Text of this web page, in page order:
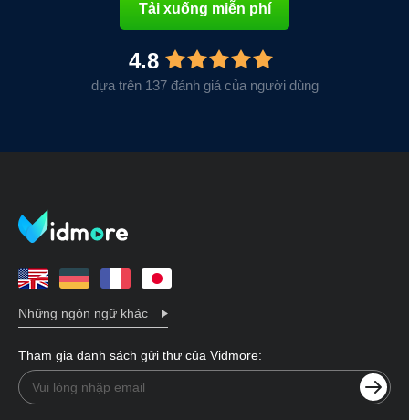
Tải xuống miễn phí
4.8
dựa trên 137 đánh giá của người dùng
Những ngôn ngữ khác
Tham gia danh sách gửi thư của Vidmore: